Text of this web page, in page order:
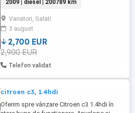
automata Servo directie Comenzi volan
Pilot automat Proiectoare ceata Geamuri
electrice fata Oglinzi electrice si incalzite -
pliabile electric ABS ESP Inchidere
centralizata din cheie Cheie ...
2009 | diesel | 200789 km
Vanatori, Galati
3 august
2,700 EUR
2,900 EUR
Telefon validat
citroen c3, 1.4hdi
Oferim spre vânzare Citroen c3 1.4hdi în